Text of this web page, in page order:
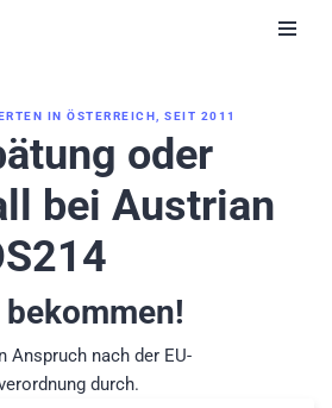
IN ÖSTERREICH, SEIT 2011
oder
bei Austrian
bekommen!
Anspruch nach der EU-
durch.